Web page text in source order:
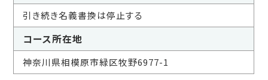
引き続き名義書換は停止する
コース所在地
神奈川県相模原市緑区牧野6977-1